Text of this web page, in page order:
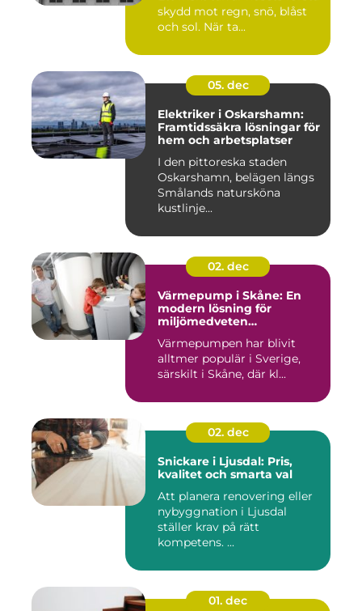
skydd mot regn, snö, blåst
och sol. När ta...
05. dec
Elektriker i Oskarshamn:
Framtidssäkra lösningar för
hem och arbetsplatser
I den pittoreska staden
Oskarshamn, belägen längs
Smålands natursköna
kustlinje...
02. dec
Värmepump i Skåne: En
modern lösning för
miljömedveten
Värmepumpen har blivit
alltmer populär i Sverige,
särskilt i Skåne, där kl...
02. dec
Snickare i Ljusdal: Pris,
kvalitet och smarta val
Att planera renovering eller
nybyggnation i Ljusdal
ställer krav på rätt
kompetens. ...
01. dec